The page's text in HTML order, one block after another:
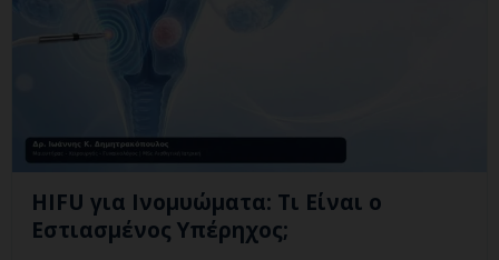
HIFU για Ινομυώματα: Τι Είναι ο
Εστιασμένος Υπέρηχος;